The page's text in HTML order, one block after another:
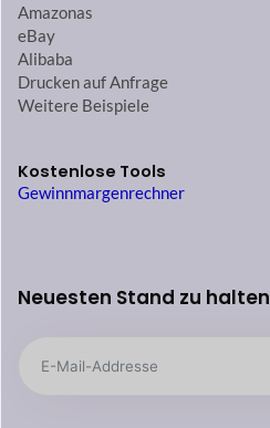
Amazonas
eBay
Alibaba
Drucken auf Anfrage
Weitere Beispiele
Kostenlose Tools
Gewinnmargenrechner
Neuesten Stand zu halten